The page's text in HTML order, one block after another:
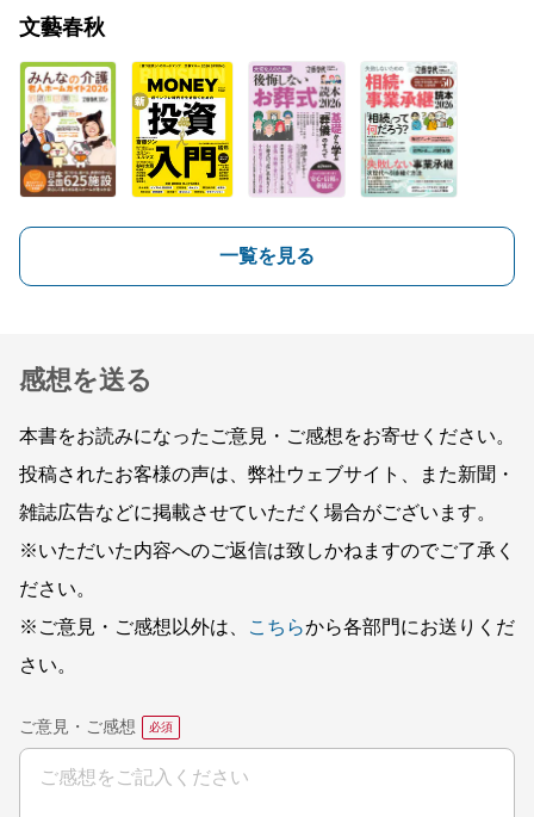
文藝春秋
一覧を見る
感想を送る
本書をお読みになったご意見・ご感想をお寄せください。
投稿されたお客様の声は、弊社ウェブサイト、また新聞・
雑誌広告などに掲載させていただく場合がございます。
※いただいた内容へのご返信は致しかねますのでご了承く
ださい。
※ご意見・ご感想以外は、
こちらから各部門にお送りくだ
さい。
ご意見・ご感想